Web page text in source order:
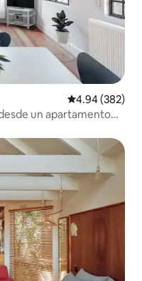
Calificación
4.94 (382)
un apartamento